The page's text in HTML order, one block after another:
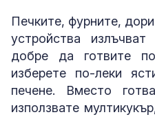
Печките, фурните,
устройства
добре да готвите
изберете по-леки
печене. Вместо
използвате